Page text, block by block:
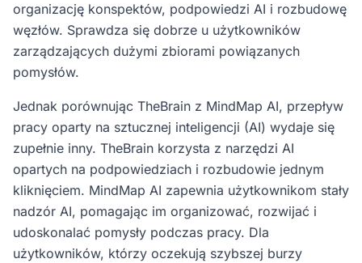
organizację konspektów, podpowiedzi AI i rozbudowę
węzłów. Sprawdza się dobrze u użytkowników
zarządzających dużymi zbiorami powiązanych
pomysłów.
Jednak porównując TheBrain z MindMap AI, przepływ
pracy oparty na sztucznej inteligencji (AI) wydaje się
zupełnie inny. TheBrain korzysta z narzędzi AI
opartych na podpowiedziach i rozbudowie jednym
kliknięciem. MindMap AI zapewnia użytkownikom stały
nadzór AI, pomagając im organizować, rozwijać i
udoskonalać pomysły podczas pracy. Dla
użytkowników, którzy oczekują szybszej burzy